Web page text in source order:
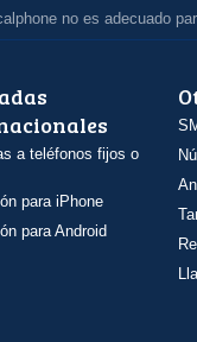
no es adecuado
a teléfonos fijos o
para iPhone
para Android